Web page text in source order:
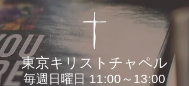
東京キリストチャペル
毎週日曜日 11:00～13:00